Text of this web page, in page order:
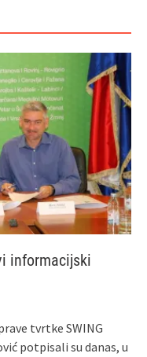
informacijski
tvrtke SWING
potpisali su danas, u